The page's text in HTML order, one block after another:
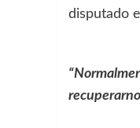
disputado